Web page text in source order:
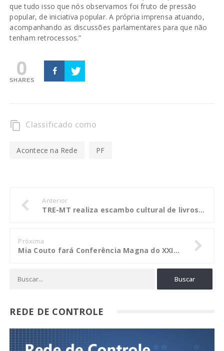
que tudo isso que nós observamos foi fruto de pressão
popular, de iniciativa popular. A própria imprensa atuando,
acompanhando as discussões parlamentares para que não
tenham retrocessos.”
0
SHARES
content_copy Classificado como
Acontece na Rede PF
Anterior
TRE-MT realiza escambo cultural de livros, CDs e DVDs; público externo também pode participar
Próxima
Mia Couto fará Conferência Magna do XXIX Congresso dos TCs do Brasil
REDE DE CONTROLE